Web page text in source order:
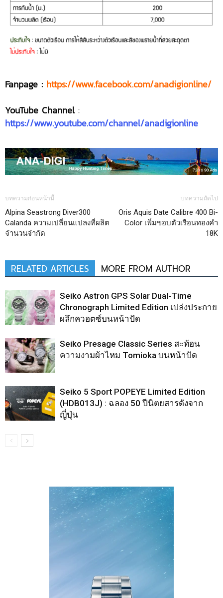
Fanpage : https://www.facebook.com/anadigionline/
YouTube Channel :
https://www.youtube.com/channel/anadigionline
บทความก่อนหน้านี้
Alpina Seastrong Diver300
Calanda ความเปลี่ยนแปลงที่ผลิต
จำนวนจำกัด
บทความถัดไป
Oris Aquis Date Calibre 400 Bi-
Color เพิ่มขอบตัวเรือนทองคำ
18K
RELATED ARTICLES MORE FROM AUTHOR
Seiko Astron GPS Solar Dual-Time
Chronograph Limited Edition เปล่งประกาย
ผลึกควอตซ์บนหน้าปัด
Seiko Presage Classic Series สะท้อน
ความงามผ้าไหม Tomioka บนหน้าปัด
Seiko 5 Sport POPEYE Limited Edition
(HDB013J) : ฉลอง 50 ปีนิตยสารดังจาก
ญี่ปุ่น